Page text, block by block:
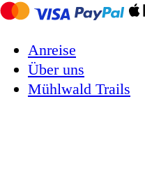
Anreise
Über uns
Mühlwald Trails